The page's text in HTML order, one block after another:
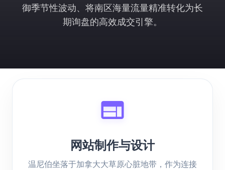
御季节性波动、将南区海量流量精准转化为长
期询盘的高效成交引擎。
网站制作与设计
温尼伯坐落于加拿大大草原心脏地带，作为连接